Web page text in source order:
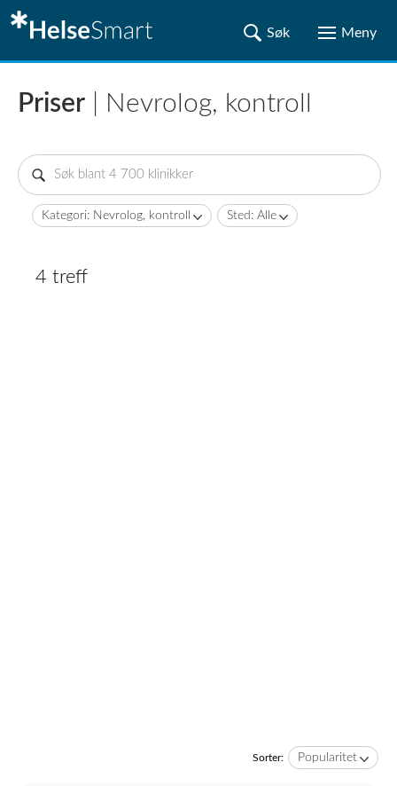
Priser | Nevrolog, kontroll
Kategori: Nevrolog, kontroll Sted: Alle
4 treff
Sorter: Popularitet